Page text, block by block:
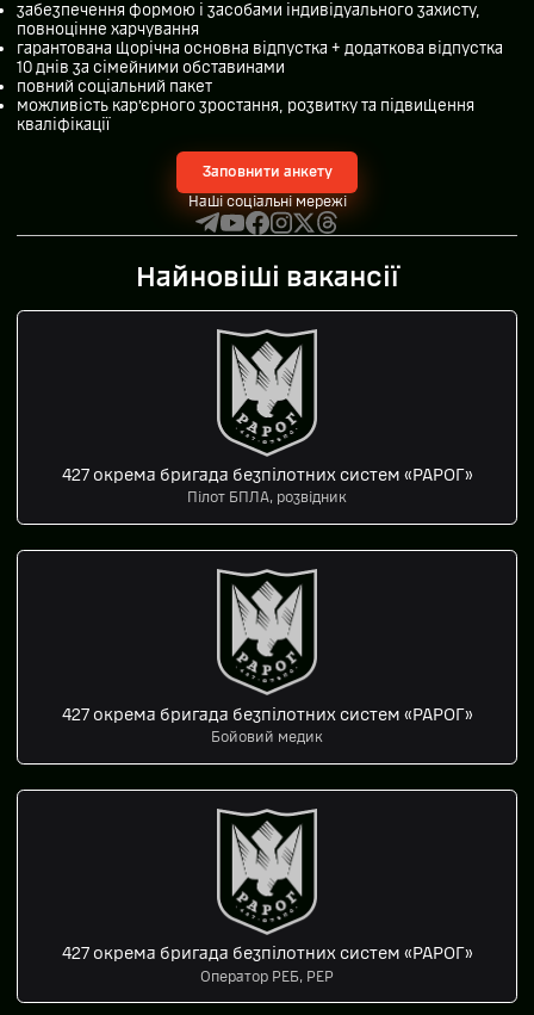
забезпечення формою і засобами індивідуального захисту,
повноцінне харчування
гарантована щорічна основна відпустка + додаткова відпустка
10 днів за сімейними обставинами
повний соціальний пакет
можливість кар’єрного зростання, розвитку та підвищення
кваліфікації
Заповнити анкету
Наші соціальні мережі
Найновіші вакансії
427 окрема бригада безпілотних систем «РАРОГ»
Пілот БПЛА, розвідник
427 окрема бригада безпілотних систем «РАРОГ»
Бойовий медик
427 окрема бригада безпілотних систем «РАРОГ»
Оператор РЕБ, РЕР